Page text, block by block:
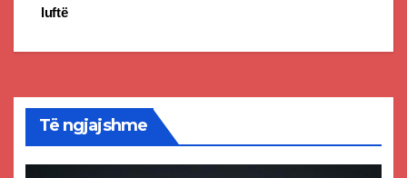
luftë
Të ngjajshme